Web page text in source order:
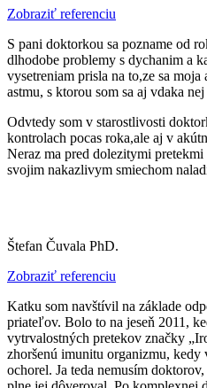
Zobraziť referenciu
S pani doktorkou sa pozname od
dlhodobe problemy s dychanim a
vysetreniam prisla na to,ze sa
astmu, s ktorou som sa aj vdaka
Odvtedy som v starostlivosti
kontrolach pocas roka,ale aj v
Neraz ma pred dolezitymi
svojim nakazlivym smiechom
Štefan Čuvala PhD.
Zobraziť referenciu
Katku som navštívil na základe
priateľov. Bolo to na jeseň 2011,
vytrvalostných pretekov značky
zhoršenú imunitu organizmu, kedy
ochorel. Ja teda nemusím